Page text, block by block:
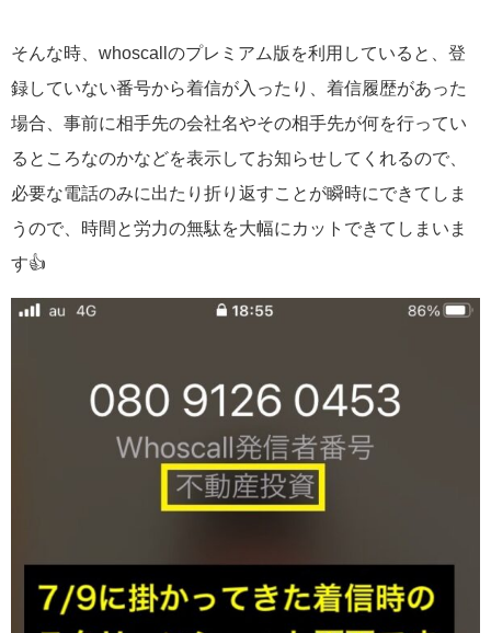
そんな時、whoscallのプレミアム版を利用していると、登
録していない番号から着信が入ったり、着信履歴があった
場合、事前に相手先の会社名やその相手先が何を行ってい
るところなのかなどを表示してお知らせしてくれるので、
必要な電話のみに出たり折り返すことが瞬時にできてしま
うので、時間と労力の無駄を大幅にカットできてしまいま
す👍